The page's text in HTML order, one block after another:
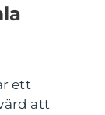
ett
att